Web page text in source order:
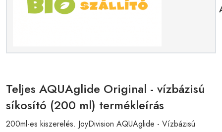
Teljes AQUAglide Original - vízbázisú
síkosító (200 ml) termékleírás
200ml-es kiszerelés. JoyDivision AQUAglide - Vízbázisú